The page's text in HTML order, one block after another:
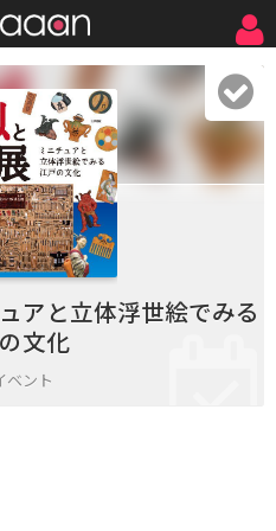
アと立体浮世絵でみる
文化
ベント